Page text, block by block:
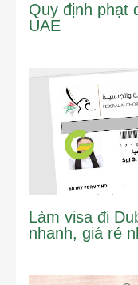
Quy định phạt
UAE
Làm visa đi
nhanh, giá rẻ